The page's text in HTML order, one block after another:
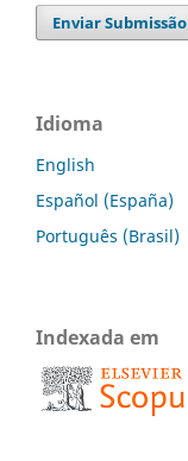
Enviar Submissão
Idioma
English
Español (España)
Português (Brasil)
Indexada em